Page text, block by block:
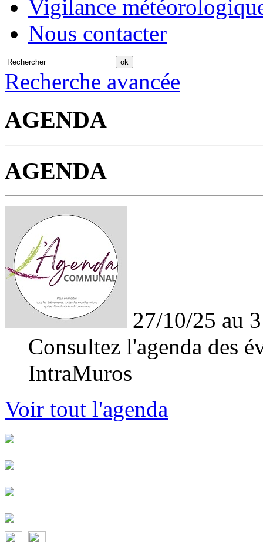
Vigilance
Nous contacter
Recherche avancée
AGENDA
AGENDA
27/10/25 au
Consultez l'agenda des
IntraMuros
Voir tout l'agenda